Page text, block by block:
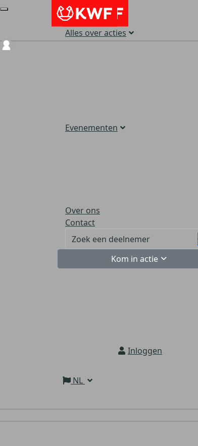
Alles over acties
Evenementen
Over ons
Contact
Kom in actie
Inloggen
NL